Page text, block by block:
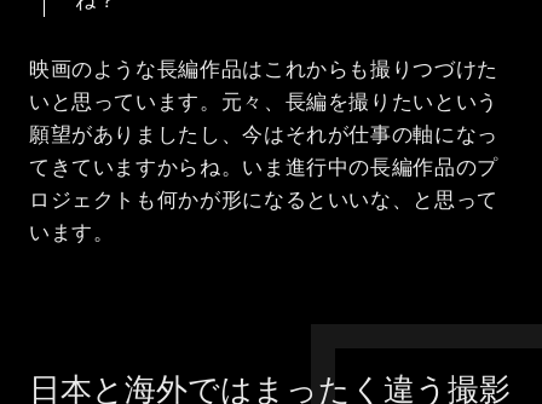
映画のような長編作品はこれからも撮りつづけた
いと思っています。元々、長編を撮りたいという
願望がありましたし、今はそれが仕事の軸になっ
てきていますからね。いま進行中の長編作品のプ
ロジェクトも何かが形になるといいな、と思って
います。
日本と海外ではまったく違う撮影